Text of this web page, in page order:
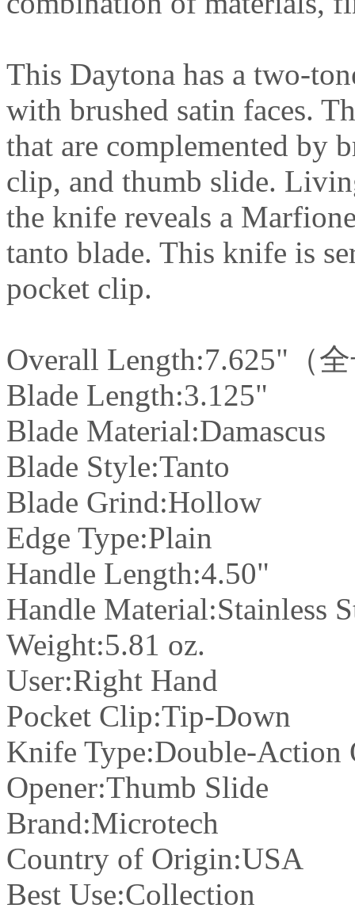
This Daytona has a two-
with brushed satin faces.
that are complemented by
clip, and thumb slide.
the knife reveals a
tanto blade. This knife is
pocket clip.
Overall Length:7.625"（
Blade Length:3.125"
Blade Material:Damascus
Blade Style:Tanto
Blade Grind:Hollow
Edge Type:Plain
Handle Length:4.50"
Handle Material:Stainless
Weight:5.81 oz.
User:Right Hand
Pocket Clip:Tip-Down
Knife Type:Double-Action
Opener:Thumb Slide
Brand:Microtech
Country of Origin:USA
Best Use:Collection